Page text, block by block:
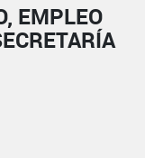
EMPLEO